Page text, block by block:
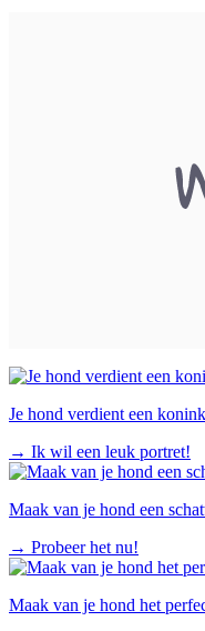
Je hond verdient een
→ Ik wil een leuk portret!
Maak van je hond een
→ Probeer het nu!
Maak van je hond het